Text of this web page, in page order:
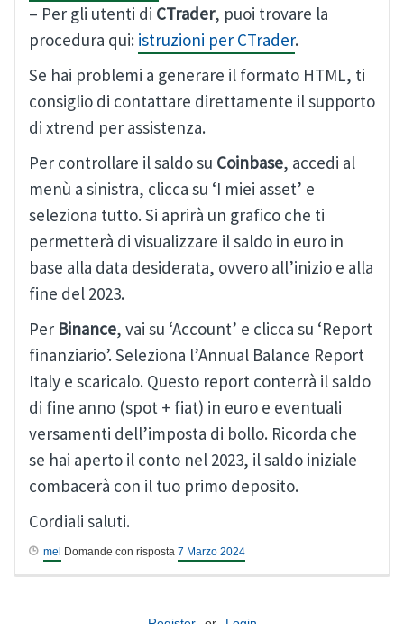
– Per gli utenti di CTrader, puoi trovare la
procedura qui: istruzioni per CTrader.
Se hai problemi a generare il formato HTML, ti
consiglio di contattare direttamente il supporto
di xtrend per assistenza.
Per controllare il saldo su Coinbase, accedi al
menù a sinistra, clicca su ‘I miei asset’ e
seleziona tutto. Si aprirà un grafico che ti
permetterà di visualizzare il saldo in euro in
base alla data desiderata, ovvero all’inizio e alla
fine del 2023.
Per Binance, vai su ‘Account’ e clicca su ‘Report
finanziario’. Seleziona l’Annual Balance Report
Italy e scaricalo. Questo report conterrà il saldo
di fine anno (spot + fiat) in euro e eventuali
versamenti dell’imposta di bollo. Ricorda che
se hai aperto il conto nel 2023, il saldo iniziale
combacerà con il tuo primo deposito.
Cordiali saluti.
mel Domande con risposta 7 Marzo 2024